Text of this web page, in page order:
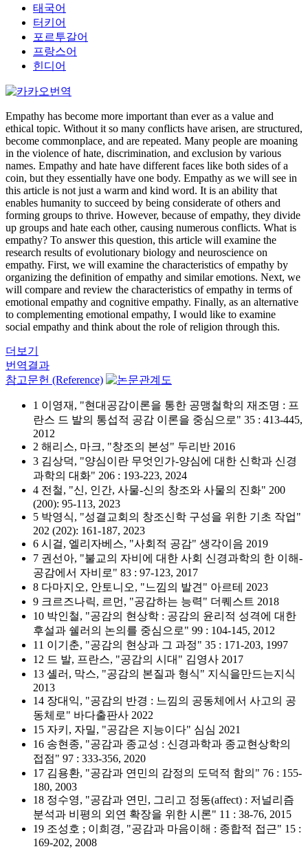
태국어
터키어
포르투갈어
프랑스어
힌디어
Empathy has become more important than ever as a value and
ethical topic. Without it so many conflicts have arisen, are structured,
become commonplace, and are repeated. Many people are moaning
in the violence of hate, discrimination, and exclusion by various
names. Empathy and hate have different faces like both sides of a
coin, but they essentially have one body. Empathy as we will see in
this article is not just a warm and kind word. It is an ability that
enables humanity to succeed by being considerate of others and
forming groups to thrive. However, because of empathy, they divide
up groups and hate each other, causing numerous conflicts. What is
empathy? To answer this question, this article will examine the
research results of evolutionary biology and neuroscience on
empathy. First, we will examine the characteristics of empathy by
organizing the definition of empathy and similar emotions. Next, we
will compare and review the characteristics of empathy in terms of
emotional empathy and cognitive empathy. Finally, as an alternative
to complementing emotional empathy, I would like to examine
social empathy and think about the role of religion through this.
더보기
번역결과
참고문헌 (Reference)
1 이영재, "현대공감이론을 통한 공맹철학의 재조명 : 프
란스 드 발의 통섭적 공감 이론을 중심으로" 35 : 413-445,
2012
2 해리스, 마크, "창조의 본성" 두리반 2016
3 김상덕, "양심이란 무엇인가-양심에 대한 신학과 신경
과학의 대화" 206 : 193-223, 2024
4 전철, "신, 인간, 사물-신의 창조와 사물의 진화" 200
(200): 95-113, 2023
5 박영식, "성결교회의 창조신학 구성을 위한 기초 작업"
202 (202): 161-187, 2023
6 시걸, 엘리자베스, "사회적 공감" 생각이음 2019
7 권선아, "불교의 자비에 대한 사회 신경과학의 한 이해-
공감에서 자비로" 83 : 97-123, 2017
8 다마지오, 안토니오, "느낌의 발견" 아르테 2023
9 크르즈나릭, 르먼, "공감하는 능력" 더퀘스트 2018
10 박인철, "공감의 현상학 : 공감의 윤리적 성격에 대한
후설과 쉘러의 논의를 중심으로" 99 : 104-145, 2012
11 이기춘, "공감의 현상과 그 과정" 35 : 171-203, 1997
12 드 발, 프란스, "공감의 시대" 김영사 2017
13 셸러, 막스, "공감의 본질과 형식" 지식을만드는지식
2013
14 장대익, "공감의 반경 : 느낌의 공동체에서 사고의 공
동체로" 바다출판사 2022
15 자키, 자밀, "공감은 지능이다" 심심 2021
16 송현종, "공감과 종교성 : 신경과학과 종교현상학의
접점" 97 : 333-356, 2020
17 김용환, "공감과 연민의 감정의 도덕적 함의" 76 : 155-
180, 2003
18 정수영, "공감과 연민, 그리고 정동(affect) : 저널리즘
분석과 비평의 외연 확장을 위한 시론" 11 : 38-76, 2015
19 조성호 ; 이희경, "공감과 마음이해 : 종합적 접근" 15 :
169-202, 2008